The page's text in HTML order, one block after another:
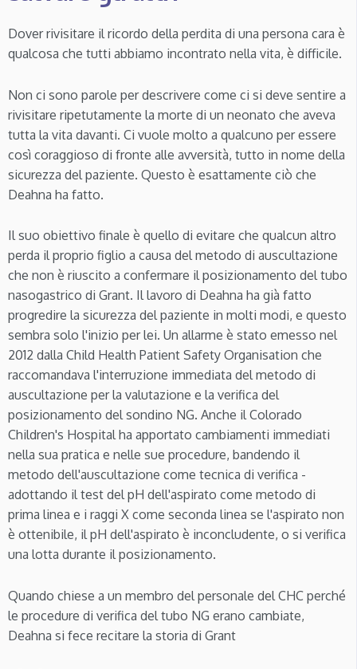
Dover rivisitare il ricordo della perdita di una persona cara è
qualcosa che tutti abbiamo incontrato nella vita, è difficile.
Non ci sono parole per descrivere come ci si deve sentire a
rivisitare ripetutamente la morte di un neonato che aveva
tutta la vita davanti. Ci vuole molto a qualcuno per essere
così coraggioso di fronte alle avversità, tutto in nome della
sicurezza del paziente. Questo è esattamente ciò che
Deahna ha fatto.
Il suo obiettivo finale è quello di evitare che qualcun altro
perda il proprio figlio a causa del metodo di auscultazione
che non è riuscito a confermare il posizionamento del tubo
nasogastrico di Grant. Il lavoro di Deahna ha già fatto
progredire la sicurezza del paziente in molti modi, e questo
sembra solo l'inizio per lei. Un allarme è stato emesso nel
2012 dalla Child Health Patient Safety Organisation che
raccomandava l'interruzione immediata del metodo di
auscultazione per la valutazione e la verifica del
posizionamento del sondino NG. Anche il Colorado
Children's Hospital ha apportato cambiamenti immediati
nella sua pratica e nelle sue procedure, bandendo il
metodo dell'auscultazione come tecnica di verifica -
adottando il test del pH dell'aspirato come metodo di
prima linea e i raggi X come seconda linea se l'aspirato non
è ottenibile, il pH dell'aspirato è inconcludente, o si verifica
una lotta durante il posizionamento.
Quando chiese a un membro del personale del CHC perché
le procedure di verifica del tubo NG erano cambiate,
Deahna si fece recitare la storia di Grant